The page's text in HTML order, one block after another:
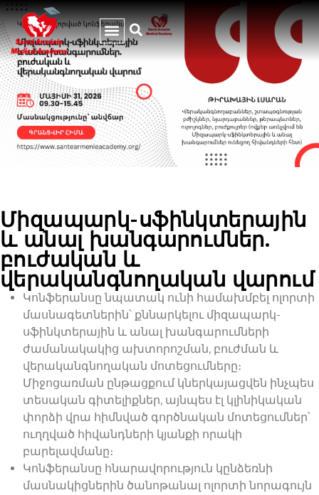
Միզապարկ-սֆինկտերային
և անալ խանգարումներ.
բուժական և
վերականգնողական վարում
Կոնֆերանսը նպատակ ունի համախմբել ոլորտի
մասնագետներին՝ քննարկելու միզապարկ-
սֆինկտերային և անալ խանգարումների
ժամանակակից ախտորոշման, բուժման և
վերականգնողական մոտեցումները։
Միջոցառման ընթացքում կներկայացվեն ինչպես
տեսական գիտելիքներ, այնպես էլ կլինիկական
փորձի վրա հիմնված գործնական մոտեցումներ՝
ուղղված հիվանդների կյանքի որակի
բարելավմանը։
Կոնֆերանսը հնարավորություն կընձեռնի
մասնակիցներին ծանոթանալ ոլորտի նորագույն